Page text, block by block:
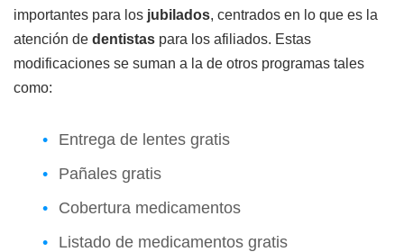
importantes para los jubilados, centrados en lo que es la
atención de dentistas para los afiliados. Estas
modificaciones se suman a la de otros programas tales
como:
Entrega de lentes gratis
Pañales gratis
Cobertura medicamentos
Listado de medicamentos gratis